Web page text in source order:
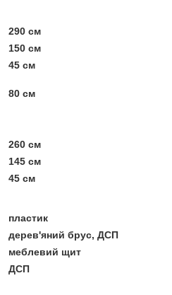
290 см
150 см
45 см
80 см
260 см
145 см
45 см
пластик
дерев'яний брус, ДСП
меблевий щит
ДСП